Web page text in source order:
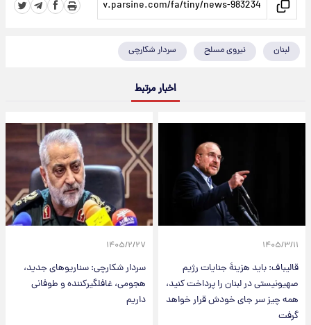
لبنان نیروی مسلح سردار شکارچی
اخبار مرتبط
۱۴۰۵/۳/۱۱
قالیباف: باید هزینهٔ جنایات رژیم
صهیونیستی در لبنان را پرداخت کنید،
همه چیز سر جای خودش قرار خواهد
گرفت
۱۴۰۵/۲/۲۷
سردار شکارچی: سناریوهای جدید،
هجومی، غافلگیرکننده و طوفانی
داریم